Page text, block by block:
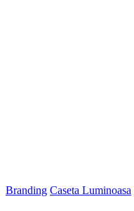
Branding Caseta Luminoasa